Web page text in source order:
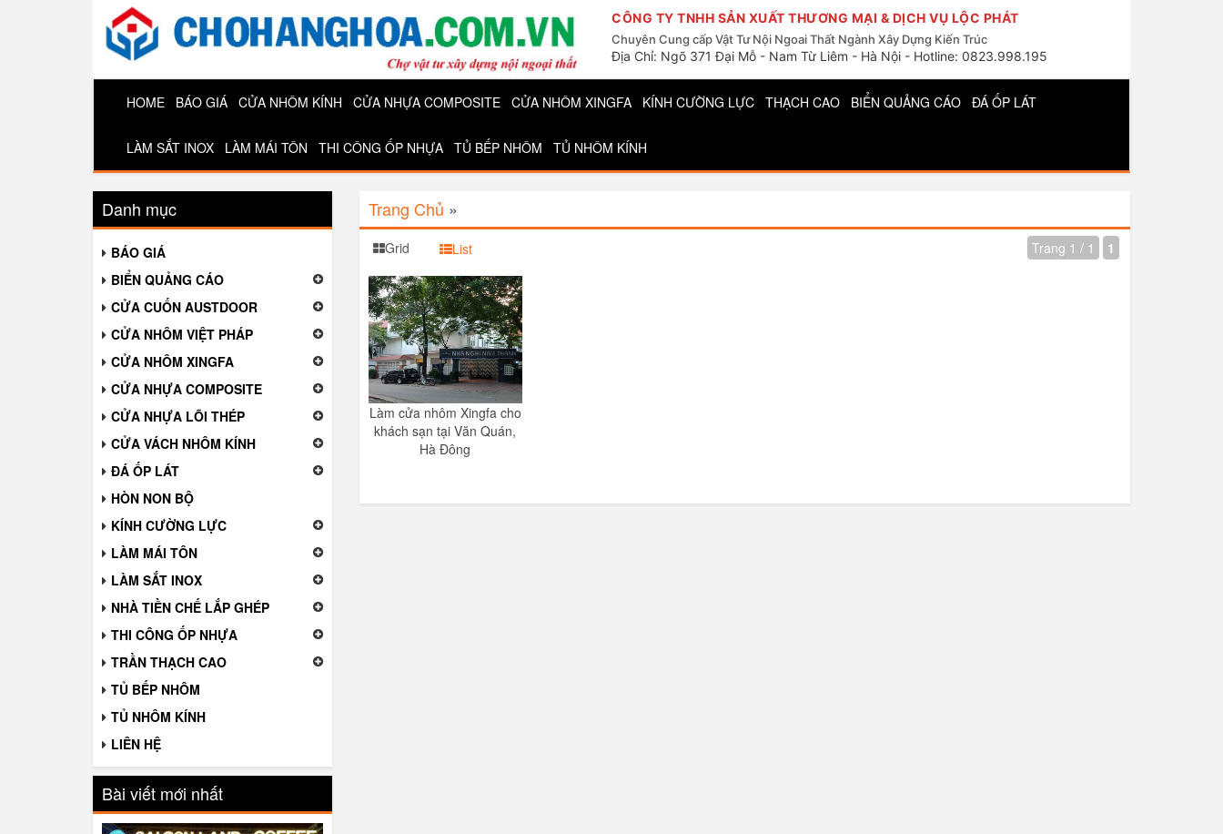
CÔNG TY TNHH SẢN XUẤT THƯƠNG MẠI & DỊCH VỤ LỘC PHÁT
Chuyên Cung cấp Vật Tư Nội Ngoai Thất Ngành Xây Dựng Kiến Trúc
Địa Chỉ: Ngõ 371 Đại Mỗ - Nam Từ Liêm - Hà Nội - Hotline: 0823.998.195
HOME BÁO GIÁ CỬA NHÔM KÍNH CỬA NHỰA COMPOSITE CỬA NHÔM XINGFA KÍNH CƯỜNG LỰC THẠCH CAO BIỂN QUẢNG CÁO ĐÁ ỐP LÁT
LÀM SẮT INOX LÀM MÁI TÔN THI CÔNG ỐP NHỰA TỦ BẾP NHÔM TỦ NHÔM KÍNH
Danh mục
BÁO GIÁ
BIỂN QUẢNG CÁO
CỬA CUỐN AUSTDOOR
CỬA NHÔM VIỆT PHÁP
CỬA NHÔM XINGFA
CỬA NHỰA COMPOSITE
CỬA NHỰA LÕI THÉP
CỬA VÁCH NHÔM KÍNH
ĐÁ ỐP LÁT
HÒN NON BỘ
KÍNH CƯỜNG LỰC
LÀM MÁI TÔN
LÀM SẮT INOX
NHÀ TIỀN CHẾ LẮP GHÉP
THI CÔNG ỐP NHỰA
TRẦN THẠCH CAO
TỦ BẾP NHÔM
TỦ NHÔM KÍNH
LIÊN HỆ
Bài viết mới nhất
Trang Chủ »
Grid List Trang 1 / 1 1
Làm cửa nhôm Xingfa cho
khách sạn tại Văn Quán,
Hà Đông